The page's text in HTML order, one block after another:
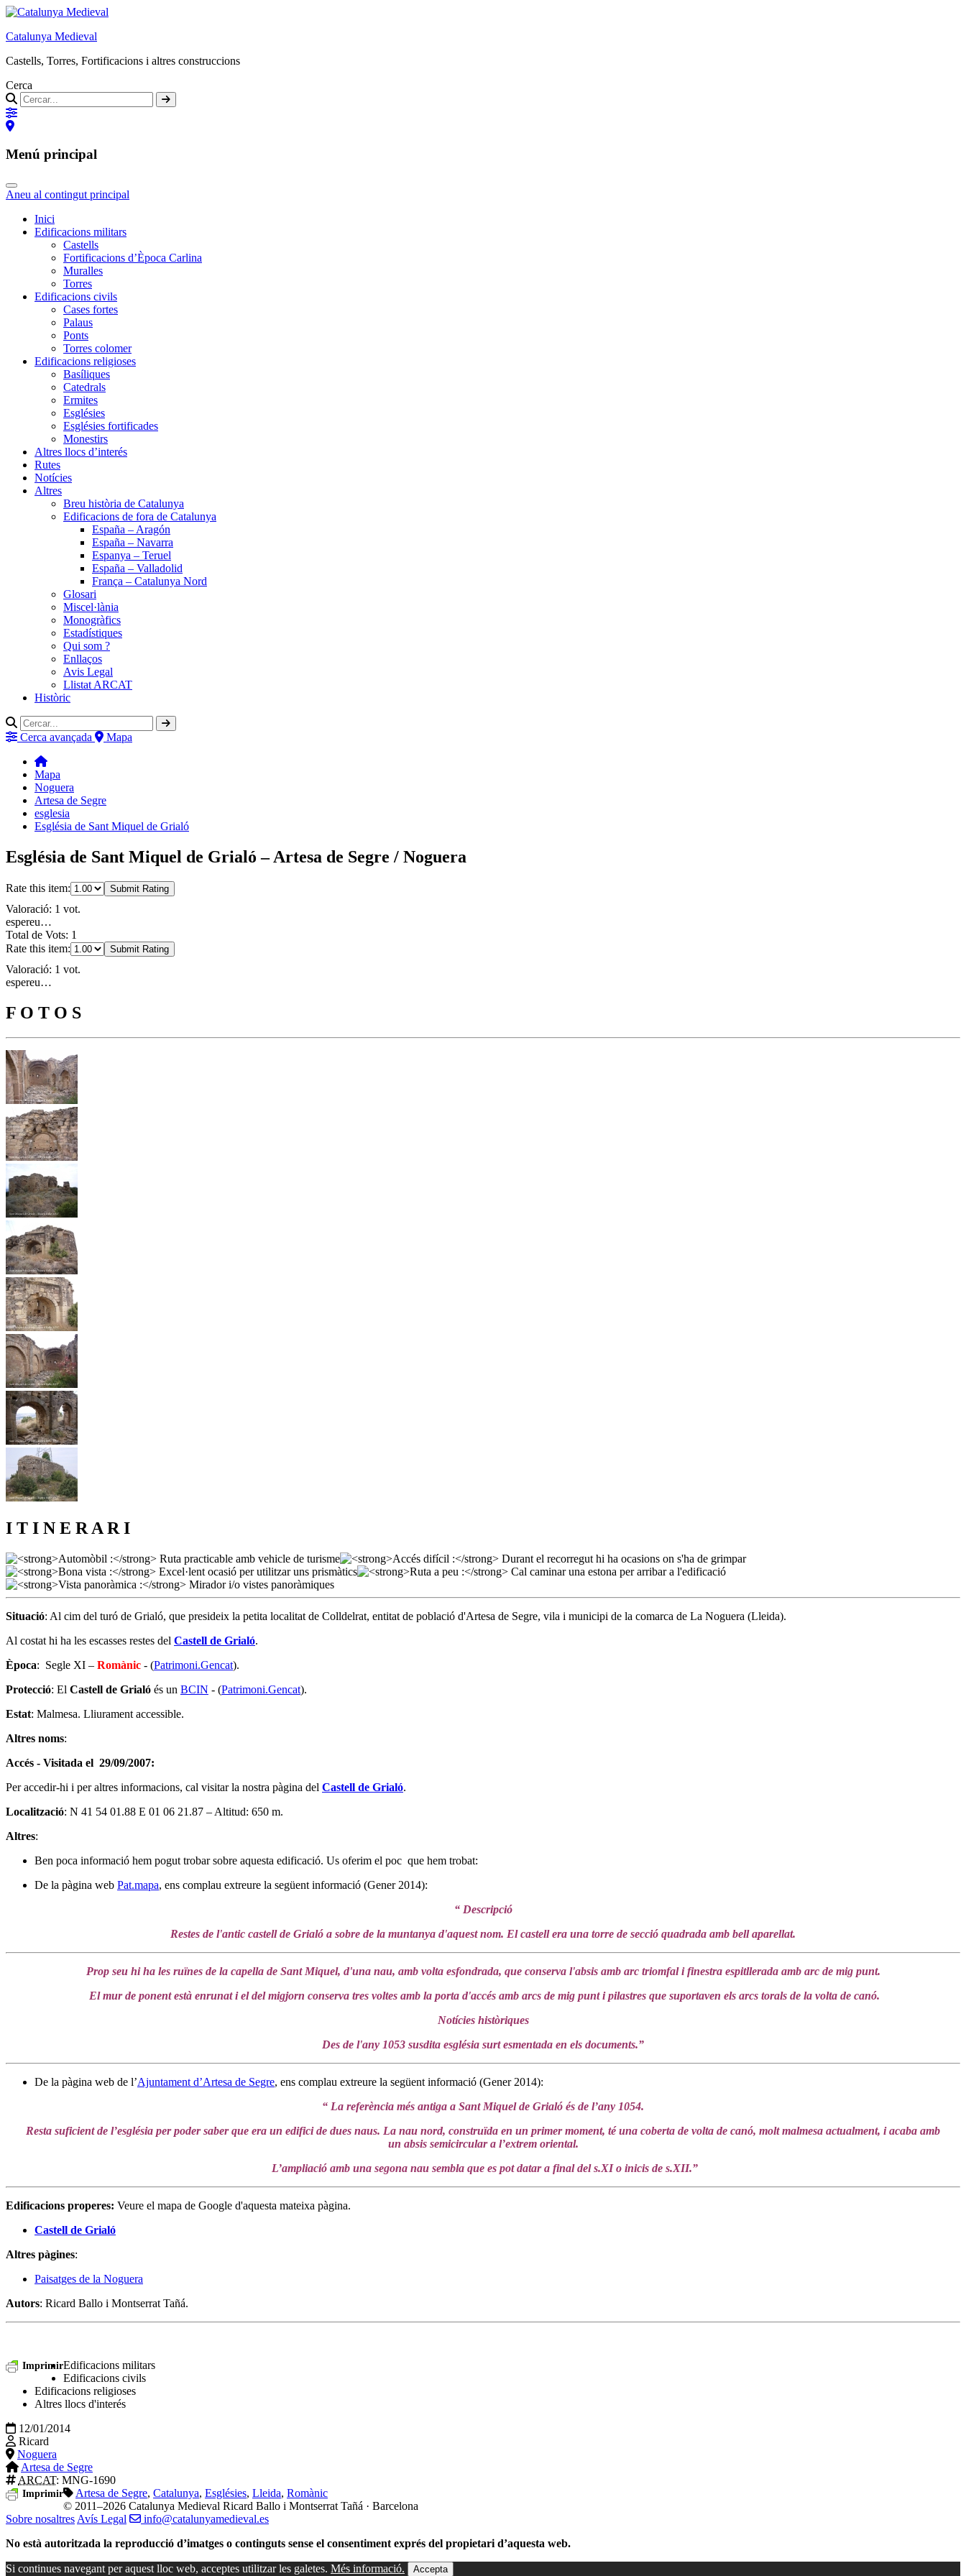
Catalunya Medieval
Castells, Torres, Fortificacions i altres construccions
Cerca
Menú principal
Aneu al contingut principal
Inici
Edificacions militars
Castells
Fortificacions d’Època Carlina
Muralles
Torres
Edificacions civils
Cases fortes
Palaus
Ponts
Torres colomer
Edificacions religioses
Basíliques
Catedrals
Ermites
Esglésies
Esglésies fortificades
Monestirs
Altres llocs d’interés
Rutes
Notícies
Altres
Breu història de Catalunya
Edificacions de fora de Catalunya
España – Aragón
España – Navarra
Espanya – Teruel
España – Valladolid
França – Catalunya Nord
Glosari
Miscel·lània
Monogràfics
Estadístiques
Qui som ?
Enllaços
Avis Legal
Llistat ARCAT
Històric
Cerca avançada Mapa
Mapa
Noguera
Artesa de Segre
esglesia
Església de Sant Miquel de Grialó
Església de Sant Miquel de Grialó – Artesa de Segre / Noguera
Rate this item: Submit Rating
Valoració: 1 vot.
espereu…
Total de Vots: 1
Rate this item:
Submit Rating
Valoració: 1 vot.
espereu…
F O T O S
I T I N E R A R I
Situació: Al cim del turó de Grialó, que presideix la petita localitat de Colldelrat, entitat de població d'Artesa de Segre, vila i municipi de la comarca de La Noguera (Lleida).
Al costat hi ha les escasses restes del Castell de Grialó.
Època: Segle XI – Romànic - (Patrimoni.Gencat).
Protecció: El Castell de Grialó és un BCIN - (Patrimoni.Gencat).
Estat: Malmesa. Lliurament accessible.
Altres noms:
Accés - Visitada el 29/09/2007:
Per accedir-hi i per altres informacions, cal visitar la nostra pàgina del Castell de Grialó.
Localització: N 41 54 01.88 E 01 06 21.87 – Altitud: 650 m.
Altres:
Ben poca informació hem pogut trobar sobre aquesta edificació. Us oferim el poc que hem trobat:
De la pàgina web Pat.mapa, ens complau extreure la següent informació (Gener 2014):
“ Descripció
Restes de l'antic castell de Grialó a sobre de la muntanya d'aquest nom. El castell era una torre de secció quadrada amb bell aparellat.
Prop seu hi ha les ruïnes de la capella de Sant Miquel, d'una nau, amb volta esfondrada, que conserva l'absis amb arc triomfal i finestra espitllerada amb arc de mig punt.
El mur de ponent està enrunat i el del migjorn conserva tres voltes amb la porta d'accés amb arcs de mig punt i pilastres que suportaven els arcs torals de la volta de canó.
Notícies històriques
Des de l'any 1053 susdita església surt esmentada en els documents.”
De la pàgina web de l’Ajuntament d’Artesa de Segre, ens complau extreure la següent informació (Gener 2014):
“ La referència més antiga a Sant Miquel de Grialó és de l’any 1054.
Resta suficient de l’església per poder saber que era un edifici de dues naus. La nau nord, construïda en un primer moment, té una coberta de volta de canó, molt malmesa actualment, i acaba amb
un absis semicircular a l’extrem oriental.
L’ampliació amb una segona nau sembla que es pot datar a final del s.XI o inicis de s.XII.”
Edificacions properes: Veure el mapa de Google d'aquesta mateixa pàgina.
Castell de Grialó
Altres pàgines:
Paisatges de la Noguera
Autors: Ricard Ballo i Montserrat Tañá.
ImprimirEdificacions militars
Edificacions civils
Edificacions religioses
Altres llocs d'interés
12/01/2014
Ricard
Noguera
Artesa de Segre
ARCAT: MNG-1690
Imprimir Artesa de Segre, Catalunya, Esglésies, Lleida, Romànic
© 2011–2026 Catalunya Medieval Ricard Ballo i Montserrat Tañá · Barcelona
Sobre nosaltres Avís Legal
info@catalunyamedieval.es
No està autoritzada la reproducció d’imatges o continguts sense el consentiment exprés del propietari d’aquesta web.
Si continues navegant per aquest lloc web, acceptes utilitzar les galetes. Més informació. Accepta